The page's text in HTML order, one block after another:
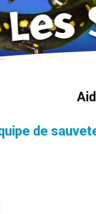
de